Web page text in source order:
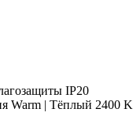
IP20
Warm | Тёплый 2400 K